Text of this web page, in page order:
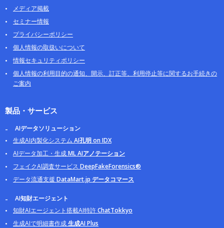
メディア掲載
セミナー情報
プライバシーポリシー
個人情報の取扱いについて
情報セキュリティポリシー
個人情報の利用目的の通知、開示、訂正等、利用停止等に関するお手続きの
ご案内
製品・サービス
AIデータソリューション
生成AI内製化システム AI孔明 on IDX
AIデータ加工・生成ML AIアノテーション
フェイクAI調査サービス DeepFakeForensics®
データ流通支援 DataMart.jp データコマース
AI知財エージェント
知財AIエージェント搭載AI特許ChatTokkyo
生成AIで明細書作成生成AI Plus